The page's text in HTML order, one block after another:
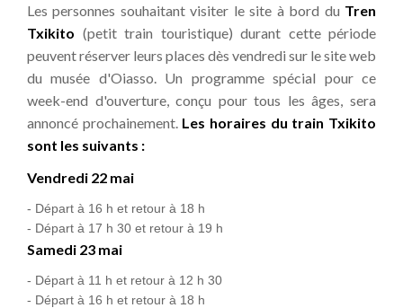
Les personnes souhaitant visiter le site à bord du Tren
Txikito (petit train touristique) durant cette période
peuvent réserver leurs places dès vendredi sur le site web
du musée d'Oiasso. Un programme spécial pour ce
week-end d'ouverture, conçu pour tous les âges, sera
annoncé prochainement.Les horaires du train Txikito
sont les suivants :
Vendredi 22 mai
- Départ à 16 h et retour à 18 h
- Départ à 17 h 30 et retour à 19 h
Samedi 23 mai
- Départ à 11 h et retour à 12 h 30
- Départ à 16 h et retour à 18 h